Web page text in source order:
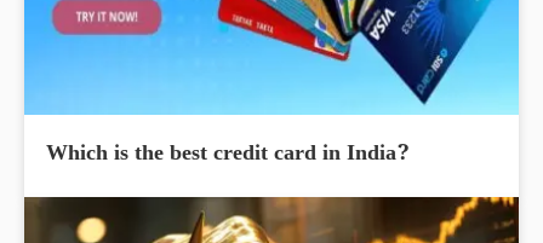
Which is the best credit card in India?